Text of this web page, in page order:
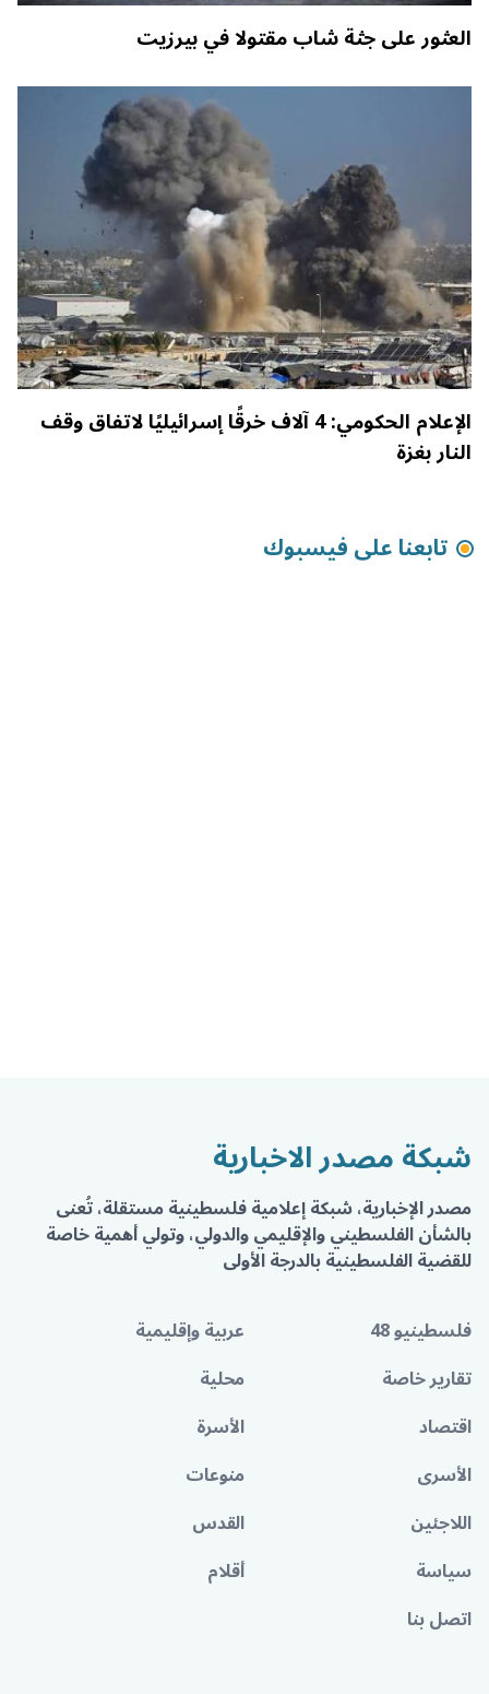
العثور على جثة شاب مقتولا في بيرزيت
الإعلام الحكومي: 4 آلاف خرقًا إسرائيليًا لاتفاق وقف
النار بغزة
تابعنا على فيسبوك
شبكة مصدر الاخبارية
مصدر الإخبارية، شبكة إعلامية فلسطينية مستقلة، تُعنى
بالشأن الفلسطيني والإقليمي والدولي، وتولي أهمية خاصة
للقضية الفلسطينية بالدرجة الأولى
فلسطينيو 48
عربية وإقليمية
تقارير خاصة
محلية
اقتصاد
الأسرة
الأسرى
منوعات
اللاجئين
القدس
سياسة
أقلام
اتصل بنا